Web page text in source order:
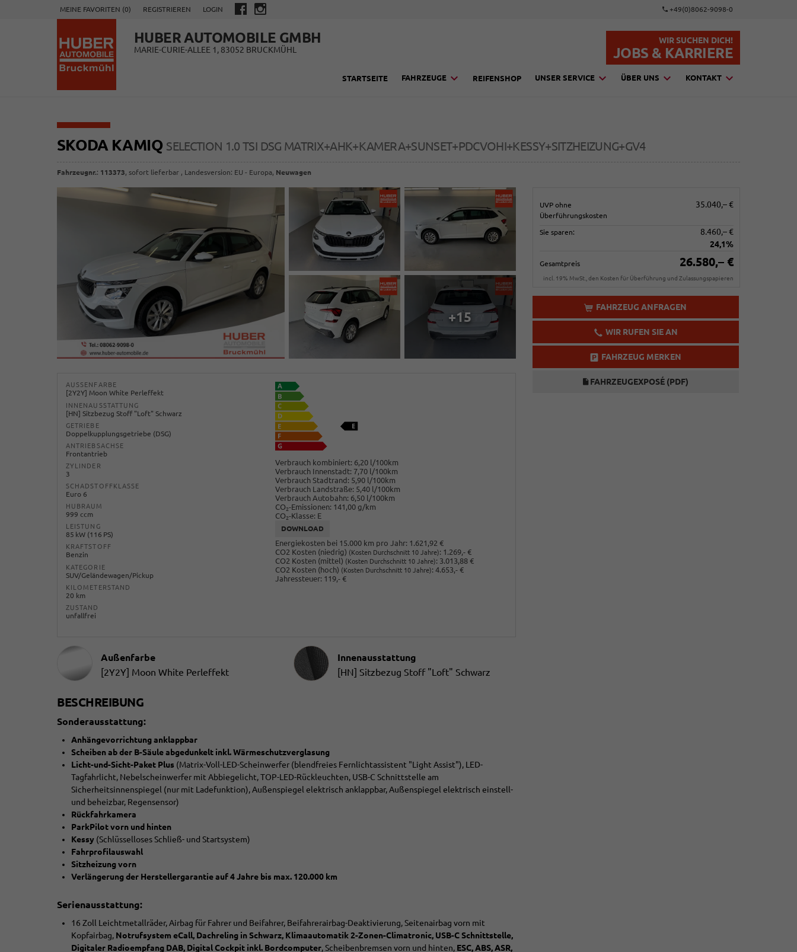
MEINE FAVORITEN (0) REGISTRIEREN LOGIN +49(0)8062-9098-0
HUBER AUTOMOBILE GMBH
MARIE-CURIE-ALLEE 1, 83052 BRUCKMÜHL
WIR SUCHEN DICH!
JOBS & KARRIERE
STARTSEITE FAHRZEUGE REIFENSHOP UNSER SERVICE ÜBER UNS KONTAKT
SKODA KAMIQ SELECTION 1.0 TSI DSG MATRIX+AHK+KAMERA+SUNSET+PDCVOHI+KESSY+SITZHEIZUNG+GV4
Fahrzeugnr.: 113373, sofort lieferbar , Landesversion: EU - Europa, Neuwagen
UVP ohne
Überführungskosten
35.040,– €
Sie sparen:
8.460,– €
24,1%
Gesamtpreis 26.580,– €
incl. 19% MwSt., den Kosten für Überführung und Zulassungspapieren
FAHRZEUG ANFRAGEN
WIR RUFEN SIE AN
FAHRZEUG MERKEN
FAHRZEUGEXPOSÉ (PDF)
+15
AUSSENFARBE
[2Y2Y] Moon White Perleffekt
INNENAUSSTATTUNG
[HN] Sitzbezug Stoff "Loft" Schwarz
GETRIEBE
Doppelkupplungsgetriebe (DSG)
ANTRIEBSACHSE
Frontantrieb
ZYLINDER
3
SCHADSTOFFKLASSE
Euro 6
HUBRAUM
999 ccm
LEISTUNG
85 kW (116 PS)
KRAFTSTOFF
Benzin
KATEGORIE
SUV/Geländewagen/Pickup
KILOMETERSTAND
20 km
ZUSTAND
unfallfrei
Verbrauch kombiniert: 6,20 l/100km
Verbrauch Innenstadt: 7,70 l/100km
Verbrauch Stadtrand: 5,90 l/100km
Verbrauch Landstraße: 5,40 l/100km
Verbrauch Autobahn: 6,50 l/100km
CO2-Emissionen: 141,00 g/km
CO2-Klasse: E
DOWNLOAD
Energiekosten bei 15.000 km pro Jahr: 1.621,92 €
CO2 Kosten (niedrig) (Kosten Durchschnitt 10 Jahre): 1.269,- €
CO2 Kosten (mittel) (Kosten Durchschnitt 10 Jahre): 3.013,88 €
CO2 Kosten (hoch) (Kosten Durchschnitt 10 Jahre): 4.653,- €
Jahressteuer: 119,- €
Außenfarbe
[2Y2Y] Moon White Perleffekt
Innenausstattung
Innenausstattung
[HN] Sitzbezug Stoff "Loft" Schwarz
BESCHREIBUNG
Sonderausstattung:
Anhängevorrichtung anklappbar
Scheiben ab der B-Säule abgedunkelt inkl. Wärmeschutzverglasung
Licht-und-Sicht-Paket Plus (Matrix-Voll-LED-Scheinwerfer (blendfreies Fernlichtassistent "Light Assist"), LED-
Tagfahrlicht, Nebelscheinwerfer mit Abbiegelicht, TOP-LED-Rückleuchten, USB-C Schnittstelle am
Sicherheitsinnenspiegel (nur mit Ladefunktion), Außenspiegel elektrisch anklappbar, Außenspiegel elektrisch einstell-
und beheizbar, Regensensor)
Rückfahrkamera
ParkPilot vorn und hinten
Kessy (Schlüsselloses Schließ- und Startsystem)
Fahrprofilauswahl
Sitzheizung vorn
Verlängerung der Herstellergarantie auf 4 Jahre bis max. 120.000 km
Serienausstattung:
16 Zoll Leichtmetallräder, Airbag für Fahrer und Beifahrer, Beifahrerairbag-Deaktivierung, Seitenairbag vorn mit
Kopfairbag, Notrufsystem eCall, Dachreling in Schwarz, Klimaautomatik 2-Zonen-Climatronic, USB-C Schnittstelle,
Digitaler Radioempfang DAB, Digital Cockpit inkl. Bordcomputer, Scheibenbremsen vorn und hinten, ESC, ABS, ASR,